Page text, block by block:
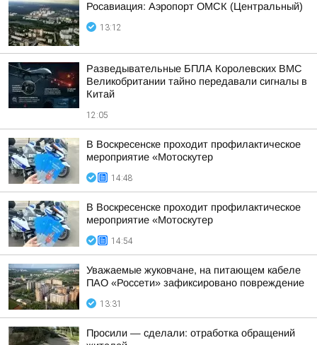
Росавиация: Аэропорт ОМСК (Центральный)
13:12
Разведывательные БПЛА Королевских ВМС
Великобритании тайно передавали сигналы в
Китай
12:05
В Воскресенске проходит профилактическое
мероприятие «Мотоскутер
14:48
В Воскресенске проходит профилактическое
мероприятие «Мотоскутер
14:54
Уважаемые жуковчане, на питающем кабеле
ПАО «Россети» зафиксировано повреждение
13:31
Просили — сделали: отработка обращений